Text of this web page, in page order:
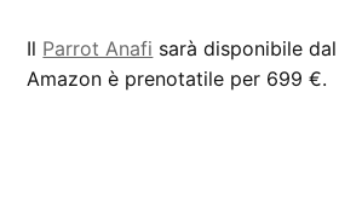
Il Parrot Anafi sarà disponibile
Amazon è prenotatile per 699 €.